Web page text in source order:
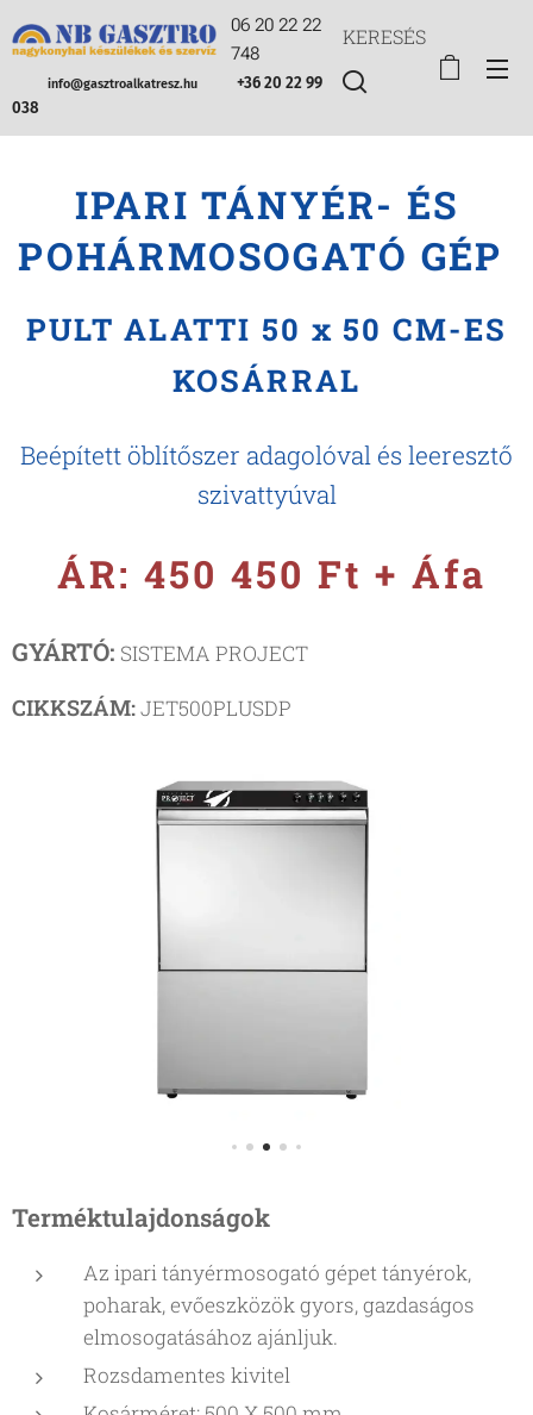
06 20 22 22
748
info@gasztroalkatresz.hu
+36 20 22 99
038
KERESÉS
IPARI TÁNYÉR- ÉS
POHÁRMOSOGATÓ GÉP
PULT ALATTI 50 x 50 CM-ES
KOSÁRRAL
Beépített öblítőszer adagolóval és leeresztő
szivattyúval
ÁR: 450 450 Ft + Áfa
GYÁRTÓ: SISTEMA PROJECT
CIKKSZÁM:JET500PLUSDP
Terméktulajdonságok
Az ipari tányérmosogató gépet tányérok,
poharak, evőeszközök gyors, gazdaságos
elmosogatásához ajánljuk.
Rozsdamentes kivitel